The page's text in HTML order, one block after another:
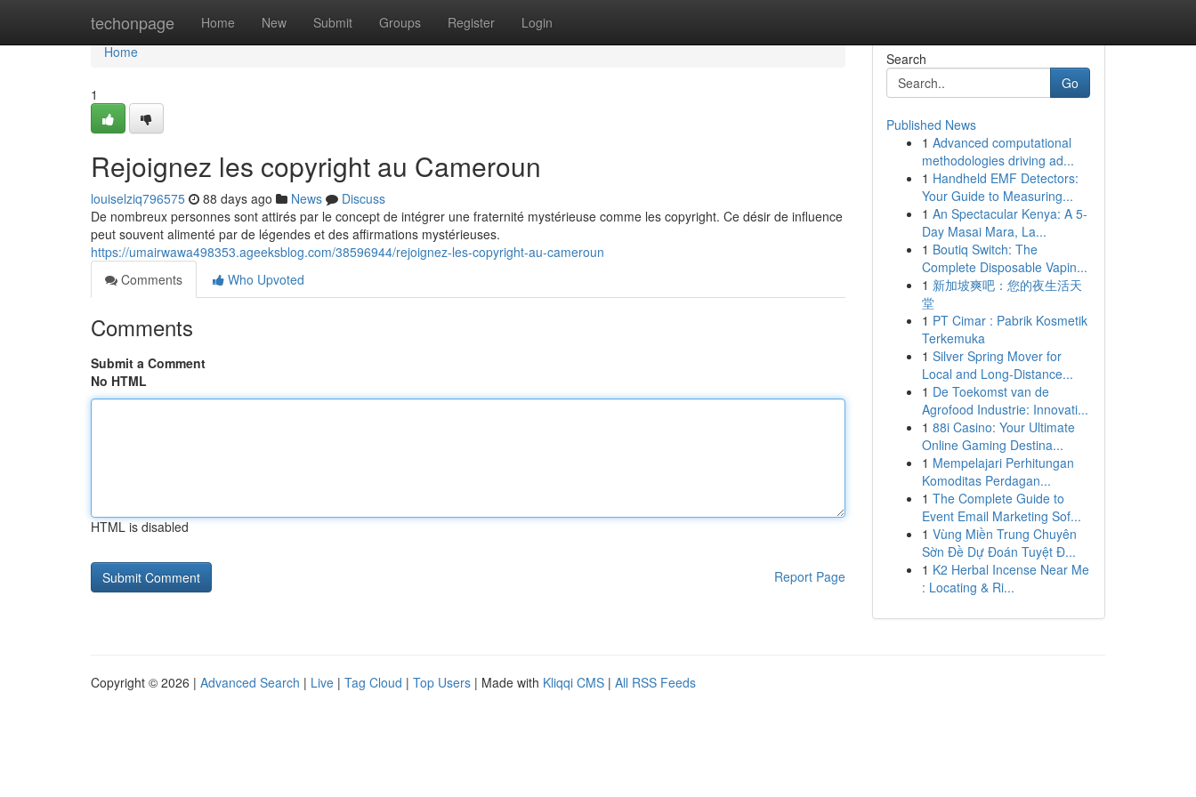
techonpage Home New Submit Groups Register Login
Home
Home
1
Rejoignez les copyright au Cameroun
louiselziq796575 88 days ago News
Discuss
De nombreux personnes sont attirés par le concept de intégrer une fraternité mystérieuse comme les copyright. Ce désir de influence
peut souvent alimenté par de légendes et des affirmations mystérieuses.
https://umairwawa498353.ageeksblog.com/38596944/rejoignez-les-copyright-au-cameroun
Comments
Who Upvoted
Comments
Submit a Comment
No HTML
HTML is disabled
Report Page
Search
Go
Published News
1 Advanced computational
methodologies driving ad...
1 Handheld EMF Detectors:
Your Guide to Measuring...
1 An Spectacular Kenya: A 5-
Day Masai Mara, La...
1 Boutiq Switch: The
Complete Disposable Vapin...
1 新加坡爽吧：您的夜生活天
堂
1 PT Cimar : Pabrik Kosmetik
Terkemuka
1 Silver Spring Mover for
Local and Long-Distance...
1 De Toekomst van de
Agrofood Industrie: Innovati...
1 88i Casino: Your Ultimate
Online Gaming Destina...
1 Mempelajari Perhitungan
Komoditas Perdagan...
1 The Complete Guide to
Event Email Marketing Sof...
1 Vùng Miền Trung Chuyên
Sờn Đề Dự Đoán Tuyệt Đ...
1 K2 Herbal Incense Near Me
: Locating & Ri...
Copyright © 2026 | Advanced Search | Live | Tag Cloud | Top Users | Made with Kliqqi CMS | All RSS Feeds